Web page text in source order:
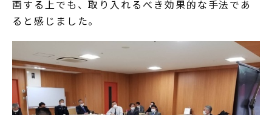
画する上でも、取り入れるべき効果的な手法であ
ると感じました。